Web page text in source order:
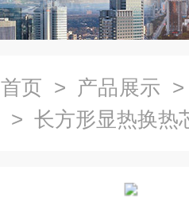
首页 > 产品展示
> 长方形显热换热